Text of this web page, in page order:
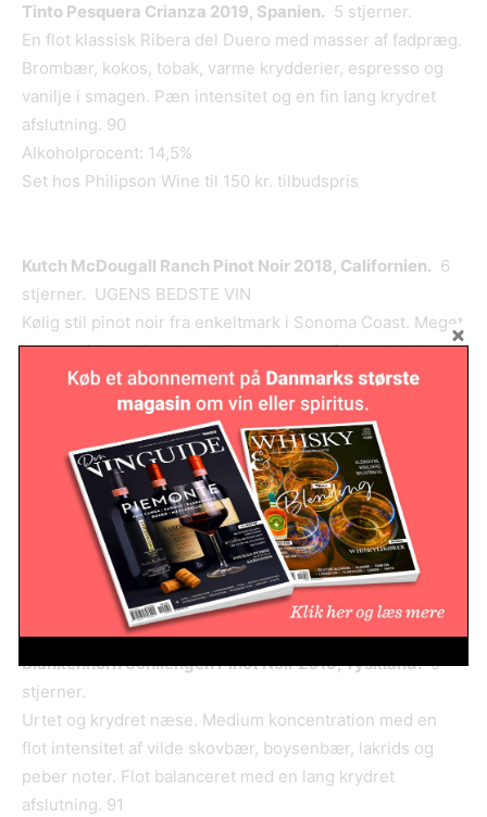
Tinto Pesquera Crianza 2019, Spanien. 5 stjerner.
En flot klassisk Ribera del Duero med masser af fadpræg.
Brombær, kokos, tobak, varme krydderier, espresso og
vanilje i smagen. Pæn intensitet og en fin lang krydret
afslutning. 90
Alkoholprocent: 14,5%
Set hos Philipson Wine til 150 kr. tilbudspris
Kutch McDougall Ranch Pinot Noir 2018, Californien. 6
stjerner. UGENS BEDSTE VIN
Kølig stil pinot noir fra enkeltmark i Sonoma Coast. Meget
burgundisk med en tør, stringent smag af granatæble,
jordbær, tobak og strejf vanilje. Moden i kernen men med
lidt urtet præg mulighed fra helklasse fermenteringen.
Spændende og meget seriøs vin! Den er ikke billig men
sammenlignet med Bourgogne er dette ikke en krone for
meget. 95
Alkoholprocent: 13,5%
Set hos Laudrup Vin til 499 kr. tilbudspris
Blankenhorn Schliengen Pinot Noir 2019, Tyskland.5
stjerner.
Urtet og krydret næse. Medium koncentration med en
flot intensitet af vilde skovbær, boysenbær, lakrids og
peber noter. Flot balanceret med en lang krydret
afslutning. 91